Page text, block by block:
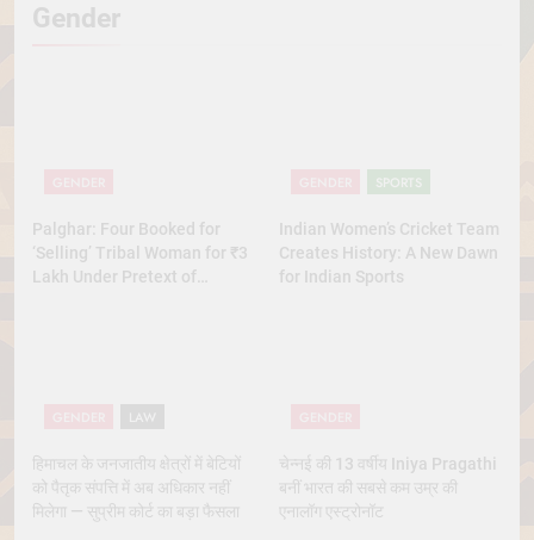
Gender
Palghar: Four Booked for
‘Selling’ Tribal Woman for ₹3
Lakh Under Pretext of
SPORTS
Indian Women’s Cricket Team
Creates History: A New Dawn
for Indian Sports
हिमाचल के जनजातीय क्षेत्रों में बेटियों
को पैतृक संपत्ति में अब अधिकार नहीं
मिलेगा — सुप्रीम कोर्ट का बड़ा फैसला
चेन्नई की 13 वर्षीय Iniya Pragathi
बनीं भारत की सबसे कम उम्र की
एनालॉग एस्ट्रोनॉट